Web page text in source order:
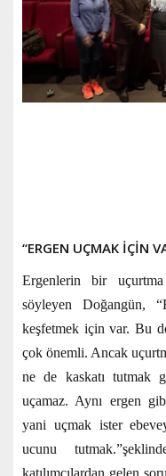
“ERGEN UÇMAK İÇİN
Ergenlerin bir
söyleyen Doğangün,
keşfetmek için var. Bu
çok önemli. Ancak
ne de kaskatı tutmak
uçamaz. Aynı ergen
yani uçmak ister
ucunu
katılımcılardan gelen